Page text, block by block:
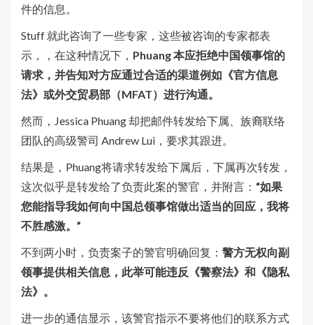
件的信息。
Stuff 就此咨询了一些专家，这些被咨询的专家都表
示，，在这种情况下， Phuang 本应拒绝中国领事馆的
请求，并告知对方应通过合适的渠道例如《官方信息
法》或外交贸易部（MFAT）进行沟通。
然而，Jessica Phuang 却把邮件转发给下属、族裔联络
团队的高级警司 Andrew Lui，要求其跟进。
结果是，Phuang将请求转发给下属后，下属再次转发，
这次似乎是转发给了负责此案的警官，并附言： “如果
您能指导我如何向中国总领事馆做出适当的回应，我将
不胜感激。”
不到两小时，负责案子的警官明确回复： 警方无权向副
领事提供相关信息，此举可能违反《警察法》和《隐私
法》。
进一步的通信显示，该警官指示不要将他们的联系方式